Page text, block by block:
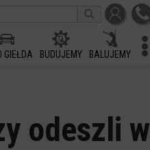
GIEŁDA BUDUJEMY BALUJEMY
odeszli w